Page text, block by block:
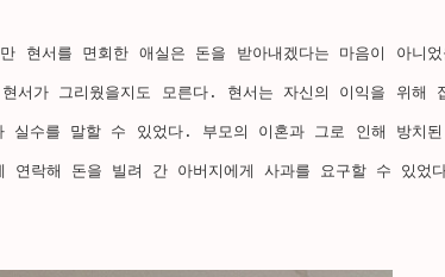
현서를 면회한 애실은 돈을 받아내겠다는 마음이 아니었
가 그리웠을지도 모른다. 현서는 자신의 이익을 위해
실수를 말할 수 있었다. 부모의 이혼과 그로 인해 방치
연락해 돈을 빌려 간 아버지에게 사과를 요구할 수 있었